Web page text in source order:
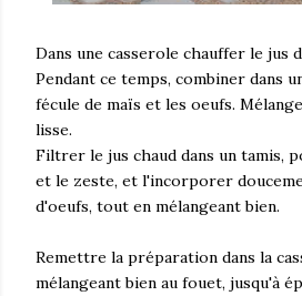
Dans une casserole chauffer le jus
Pendant ce temps, combiner dans
fécule de maïs et les oeufs.
lisse.
Filtrer le jus chaud dans un tamis,
et le zeste, et l'incorporer
d'oeufs, tout en mélangeant bien.
Remettre la préparation dans la
mélangeant bien au fouet, jusqu'à